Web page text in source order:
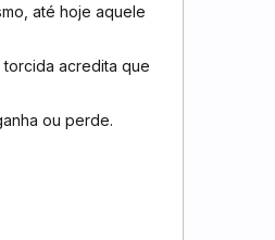
até hoje aquele
torcida acredita que
ou perde.